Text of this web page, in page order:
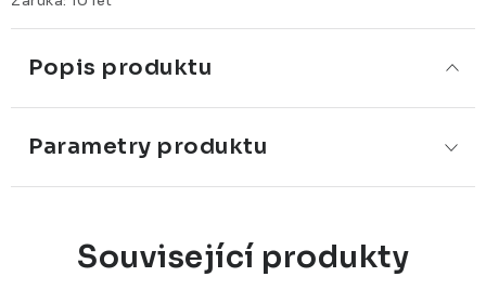
Popis produktu
Parametry produktu
Související produkty